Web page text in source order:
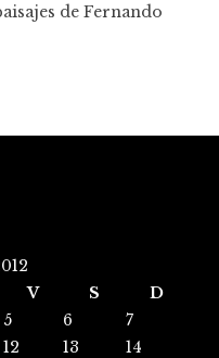
de Fernando
V S
D
5 6
7
12 13
14